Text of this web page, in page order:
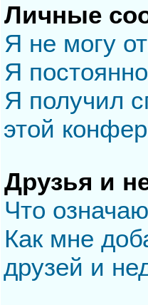
Личные
Я не могу
Я
Я получил
этой
Друзья и
Что
Как мне
друзей и